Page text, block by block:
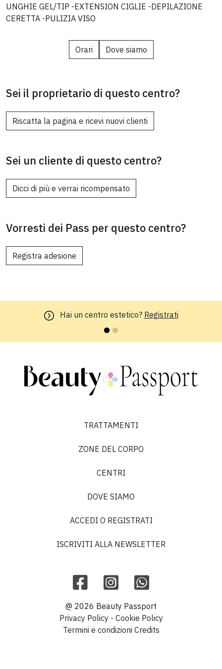
UNGHIE GEL/TIP -EXTENSION CIGLIE -DEPILAZIONE
CERETTA -PULIZIA VISO
Orari Dove siamo
Sei il proprietario di questo centro?
Riscatta la pagina e ricevi nuovi clienti
Sei un cliente di questo centro?
Dicci di più e verrai ricompensato
Vorresti dei Pass per questo centro?
Registra adesione
Hai un centro estetico? Registrati
TRATTAMENTI
ZONE DEL CORPO
CENTRI
DOVE SIAMO
ACCEDI O REGISTRATI
ISCRIVITI ALLA NEWSLETTER
@ 2026 Beauty Passport
Privacy Policy - Cookie Policy
Termini e condizioni Credits